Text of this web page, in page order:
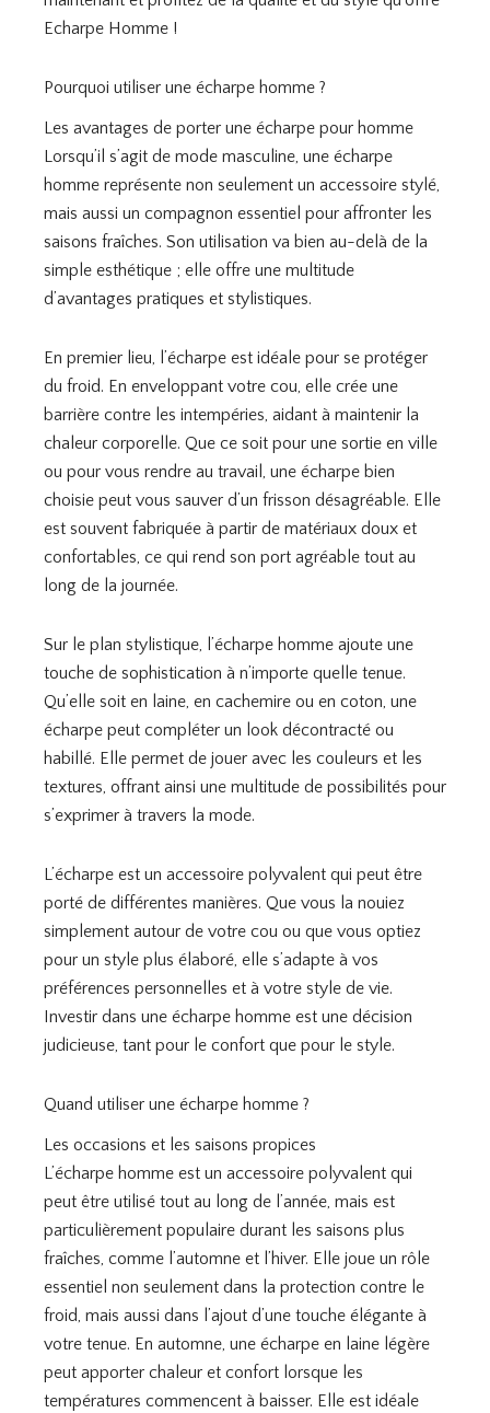
Echarpe Homme !
Pourquoi utiliser une écharpe homme ?
Les avantages de porter une écharpe pour homme
Lorsqu’il s’agit de mode masculine, une écharpe
homme représente non seulement un accessoire stylé,
mais aussi un compagnon essentiel pour affronter les
saisons fraîches. Son utilisation va bien au-delà de la
simple esthétique ; elle offre une multitude
d’avantages pratiques et stylistiques.
En premier lieu, l’écharpe est idéale pour se protéger
du froid. En enveloppant votre cou, elle crée une
barrière contre les intempéries, aidant à maintenir la
chaleur corporelle. Que ce soit pour une sortie en ville
ou pour vous rendre au travail, une écharpe bien
choisie peut vous sauver d’un frisson désagréable. Elle
est souvent fabriquée à partir de matériaux doux et
confortables, ce qui rend son port agréable tout au
long de la journée.
Sur le plan stylistique, l’écharpe homme ajoute une
touche de sophistication à n’importe quelle tenue.
Qu’elle soit en laine, en cachemire ou en coton, une
écharpe peut compléter un look décontracté ou
habillé. Elle permet de jouer avec les couleurs et les
textures, offrant ainsi une multitude de possibilités pour
s’exprimer à travers la mode.
L’écharpe est un accessoire polyvalent qui peut être
porté de différentes manières. Que vous la nouiez
simplement autour de votre cou ou que vous optiez
pour un style plus élaboré, elle s’adapte à vos
préférences personnelles et à votre style de vie.
Investir dans une écharpe homme est une décision
judicieuse, tant pour le confort que pour le style.
Quand utiliser une écharpe homme ?
Les occasions et les saisons propices
L’écharpe homme est un accessoire polyvalent qui
peut être utilisé tout au long de l’année, mais est
particulièrement populaire durant les saisons plus
fraîches, comme l’automne et l’hiver. Elle joue un rôle
essentiel non seulement dans la protection contre le
froid, mais aussi dans l’ajout d’une touche élégante à
votre tenue. En automne, une écharpe en laine légère
peut apporter chaleur et confort lorsque les
températures commencent à baisser. Elle est idéale